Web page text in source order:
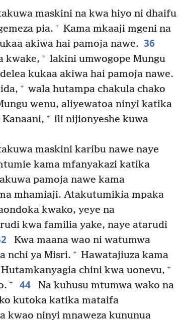
maskini na kwa hiyo ni dhaifu
pia. + Kama mkaaji mgeni na
akiwa hai pamoja nawe. 36
kwake, + lakini umwogope Mungu
kukaa akiwa hai pamoja nawe.
+ wala hutampa chakula chako
wenu, aliyewatoa ninyi katika
+ ili nijionyeshe kuwa
maskini karibu nawe naye
kama mfanyakazi katika
pamoja nawe kama
mhamiaji. Atakutumikia mpaka
kwako, yeye na
kwa familia yake, naye atarudi
Kwa maana wao ni watumwa
nchi ya Misri. + Hawatajiuza kama
Hutamkanyagia chini kwa uonevu, +
+ 44
Na kuhusu mtumwa wako na
kutoka katika mataifa
kwao ninyi mnaweza kununua